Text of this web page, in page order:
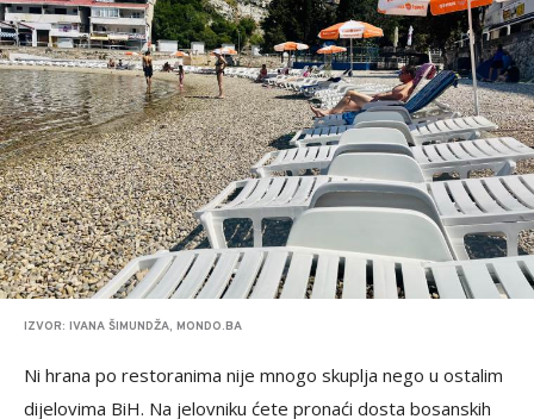
IZVOR: IVANA ŠIMUNDŽA, MONDO.BA
Ni hrana po restoranima nije mnogo skuplja nego u ostalim
dijelovima BiH. Na jelovniku ćete pronaći dosta bosanskih